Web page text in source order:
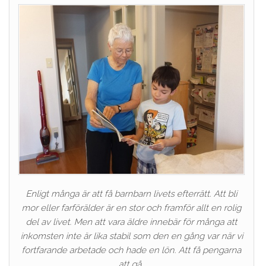
Enligt många är att få barnbarn livets efterrätt. Att bli
mor eller farförälder är en stor och framför allt en rolig
del av livet. Men att vara äldre innebär för många att
inkomsten inte är lika stabil som den en gång var när vi
fortfarande arbetade och hade en lön. Att få pengarna